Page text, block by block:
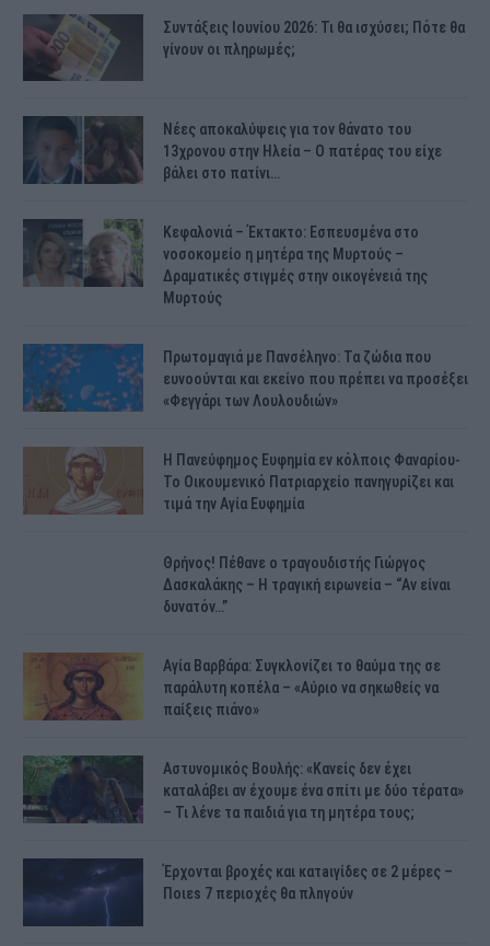
Συντάξεις Ιουνίου 2026: Τι θα ισχύσει; Πότε θα
γίνουν οι πληρωμές;
Νέες αποκαλύψεις για τον θάνατο του
13χρονου στην Ηλεία – Ο πατέρας του είχε
βάλει στο πατίνι…
Κεφαλονιά – Έκτακτο: Εσπευσμένα στο
νοσοκομείο η μητέρα της Μυρτούς –
Δραματικές στιγμές στην οικογένειά της
Μυρτούς
Πρωτομαγιά με Πανσέληνο: Τα ζώδια που
ευνοούνται και εκείνο που πρέπει να προσέξει
«Φεγγάρι των Λουλουδιών»
H Πανεύφημος Ευφημία εν κόλποις Φαναρίου-
Το Οικουμενικό Πατριαρχείο πανηγυρίζει και
τιμά την Αγία Ευφημία
Θρήνος! Πέθανε ο τραγουδιστής Γιώργος
Δασκαλάκης – Η τραγική ειρωνεία – “Αν είναι
δυνατόν…”
Αγία Βαρβάρα: Συγκλονίζει το θαύμα της σε
παράλυτη κοπέλα – «Αύριο να σηκωθείς να
παίξεις πιάνο»
Αστυνομικός Bουλής: «Κανείς δεν έχει
καταλάβει αν έχουμε ένα σπίτι με δύο τέρατα»
– Τι λένε τα παιδιά για τη μητέρα τους;
Έρχονται βροχές και κατaιγίδες σε 2 μέpες –
Ποιεs 7 πεpιοχές θα πλnγούν